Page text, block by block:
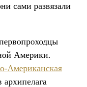
сами развязали
Америки.
Американская
архипелага